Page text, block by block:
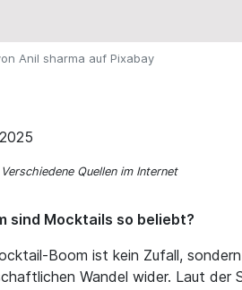
Anil sharma auf Pixabay
Quellen im Internet
sind Mocktails so beliebt?
Boom ist kein Zufall,
Wandel wider. Laut der